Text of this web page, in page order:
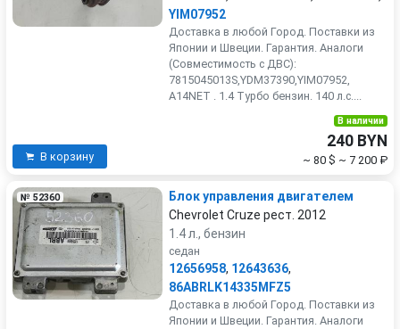
YIM07952
Доставка в любой Город. Поставки из
Японии и Швеции. Гарантия. Аналоги
(Совместимость с ДВС):
7815045013S,YDM37390,YIM07952,
A14NET . 1.4 Турбо бензин. 140 л.с....
В корзину
В наличии
240 BYN
~ 80 $ ~ 7 200 ₽
№ 52360
Блок управления двигателем
Chevrolet Cruze рест. 2012
1.4 л., бензин
седан
12656958, 12643636,
86ABRLK14335MFZ5
Доставка в любой Город. Поставки из
Японии и Швеции. Гарантия. Аналоги